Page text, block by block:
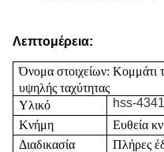
Λεπτομέρεια:
Όνομα στοιχείων:Κομμάτι
υψηλής ταχύτητας
Υλικό
hss-4341
Κνήμη
Ευθεία
Διαδικασία
Πλήρες